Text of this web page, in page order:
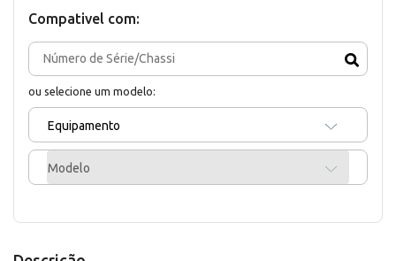
Compativel com:
ou selecione um modelo:
Equipamento
Modelo